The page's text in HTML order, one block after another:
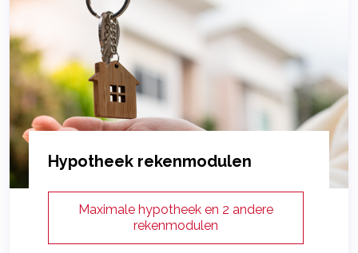
Hypotheek rekenmodulen
Maximale hypotheek en 2 andere
rekenmodulen